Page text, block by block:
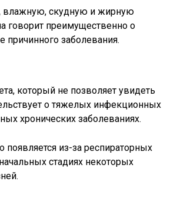
влажную, скудную и жирную
говорит преимущественно о
причинного заболевания.
который не позволяет увидеть
о тяжелых инфекционных
хронических заболеваниях.
появляется из-за респираторных
стадиях некоторых